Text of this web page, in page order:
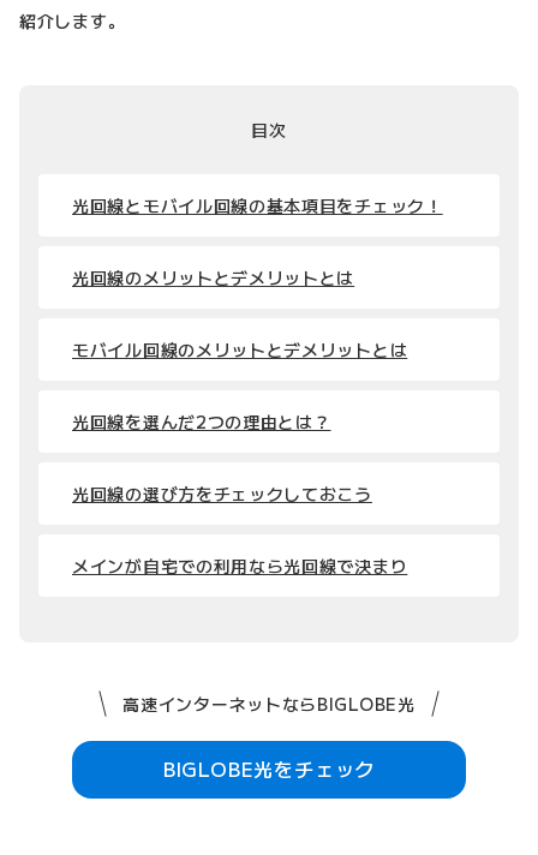
紹介します。
目次
光回線とモバイル回線の基本項目をチェック！
光回線のメリットとデメリットとは
モバイル回線のメリットとデメリットとは
光回線を選んだ2つの理由とは？
光回線の選び方をチェックしておこう
メインが自宅での利用なら光回線で決まり
高速インターネットならBIGLOBE光
BIGLOBE光をチェック